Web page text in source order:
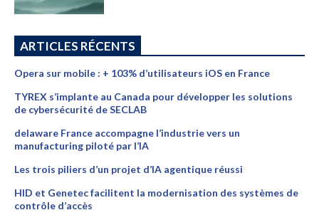
ARTICLES RÉCENTS
Opera sur mobile : + 103% d’utilisateurs iOS en France
TYREX s’implante au Canada pour développer les solutions
de cybersécurité de SECLAB
delaware France accompagne l’industrie vers un
manufacturing piloté par l’IA
Les trois piliers d’un projet d’IA agentique réussi
HID et Genetec facilitent la modernisation des systèmes de
contrôle d’accès